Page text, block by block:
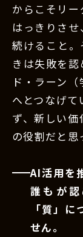
からこそリ
はっきりさ
続けること
きは失敗を
ド・ラーン
へとつなげ
ず、新しい
の役割だと思
AI活用を
誰もが
「質」
せん。